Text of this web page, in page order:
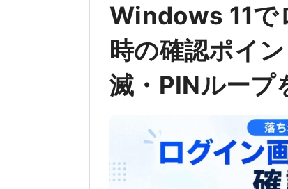
Windows 11で
時の確認ポイ
滅・PINループ